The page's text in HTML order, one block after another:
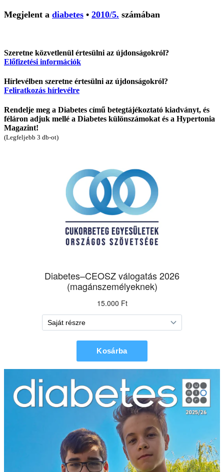
Megjelent a diabetes • 2010/5. számában
Szeretne közvetlenül értesülni az újdonságokról?
Előfizetési információk
Hírlevélben szeretne értesülni az újdonságokról?
Feliratkozás hírlevélre
Rendelje meg a Diabetes című betegtájékoztató kiadványt, és
féláron adjuk mellé a Diabetes különszámokat és a Hypertonia
Magazint!
(Legfeljebb 3 db-ot)